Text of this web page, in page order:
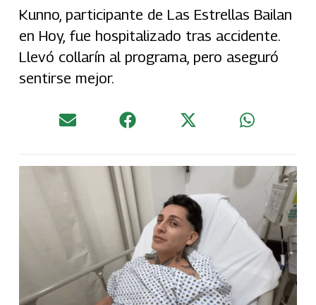
Kunno, participante de Las Estrellas Bailan
en Hoy, fue hospitalizado tras accidente.
Llevó collarín al programa, pero aseguró
sentirse mejor.